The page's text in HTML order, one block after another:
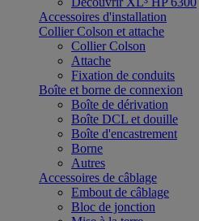
Accessoires d'installation
Collier Colson et attache
Collier Colson
Attache
Fixation de conduits
Boîte et borne de connexion
Boîte de dérivation
Boîte DCL et douille
Boîte d'encastrement
Borne
Autres
Accessoires de câblage
Embout de câblage
Bloc de jonction